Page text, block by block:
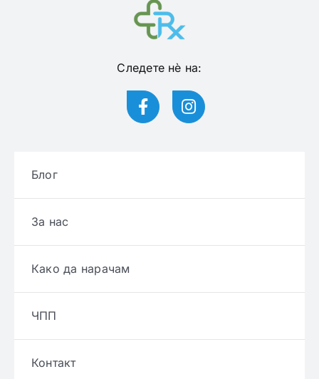
Следете нѐ на:
Блог
За нас
Како да нарачам
ЧПП
Контакт